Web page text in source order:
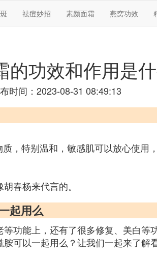
祛痘妙招 素颜面霜 燕窝功效
的功效和作用是
时间：2023-08-31 08:49:13
，特别温和，敏感肌可以放心使用
春杨来代言的。
起用么
功能上，还有了很多修复、美白
可以一起用么？让我们一起来了解看